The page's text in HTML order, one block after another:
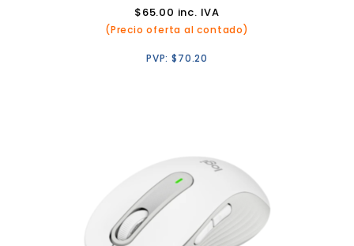
$65.00 inc. IVA
(Precio oferta al contado)
PVP:$70.20